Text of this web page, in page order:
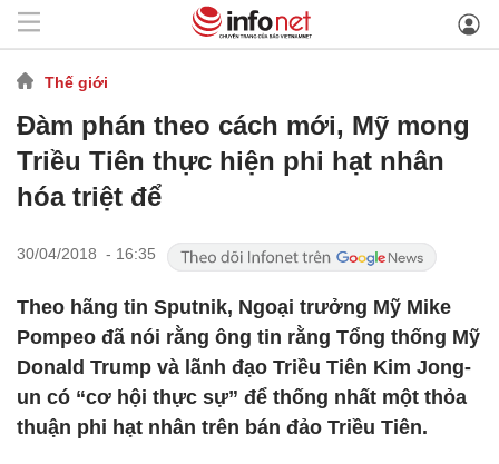
Thế giới
Đàm phán theo cách mới, Mỹ mong
Triều Tiên thực hiện phi hạt nhân
hóa triệt để
30/04/2018 - 16:35
Theo hãng tin Sputnik, Ngoại trưởng Mỹ Mike
Pompeo đã nói rằng ông tin rằng Tổng thống Mỹ
Donald Trump và lãnh đạo Triều Tiên Kim Jong-
un có “cơ hội thực sự” để thống nhất một thỏa
thuận phi hạt nhân trên bán đảo Triều Tiên.